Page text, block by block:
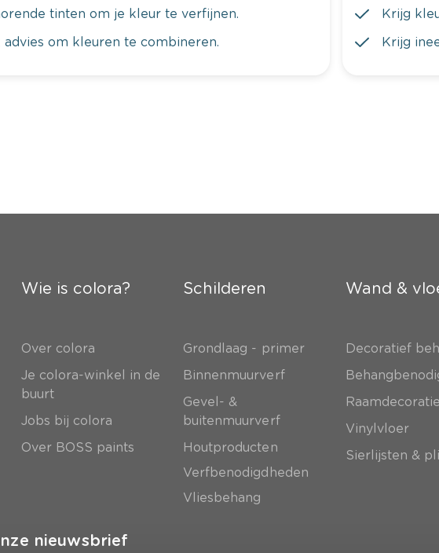
tinten om je kleur te verfijnen.
om kleuren te combineren.
Krijg
Krijg
Wie is colora?
Over colora
Je colora-winkel in de
buurt
Jobs bij colora
Over BOSS paints
Schilderen
Grondlaag - primer
Binnenmuurverf
Gevel- &
buitenmuurverf
Houtproducten
Verfbenodigdheden
Vliesbehang
Wand &
Decoratief
Raamdecoratie
Vinylvloer
Sierlijsten &
nieuwsbrief